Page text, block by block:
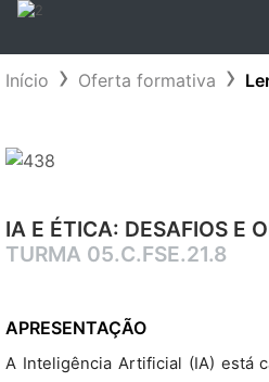
Início Oferta formativa
IA E ÉTICA: DESAFIOS E
TURMA 05.C.FSE.21.8
APRESENTAÇÃO
A Inteligência Artificial (IA) está